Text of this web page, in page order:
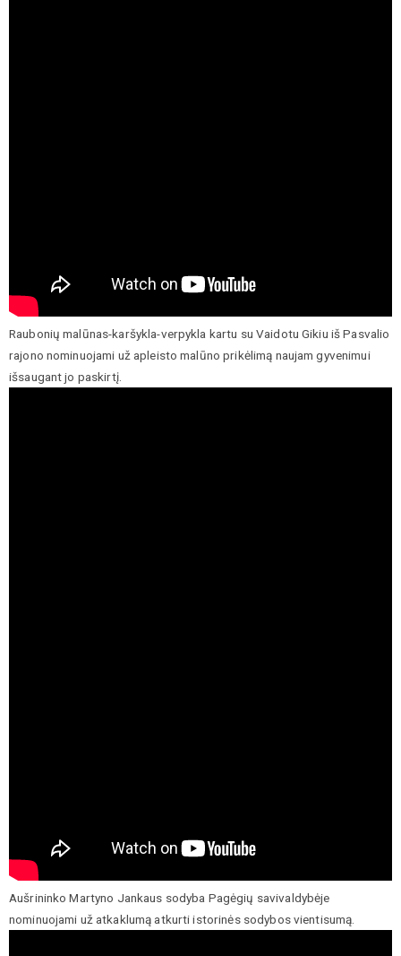
Raubonių malūnas-karšykla-verpykla kartu su Vaidotu Gikiu iš Pasvalio
rajono nominuojami už apleisto malūno prikėlimą naujam gyvenimui
išsaugant jo paskirtį.
Aušrininko Martyno Jankaus sodyba Pagėgių savivaldybėje
nominuojami už atkaklumą atkurti istorinės sodybos vientisumą.